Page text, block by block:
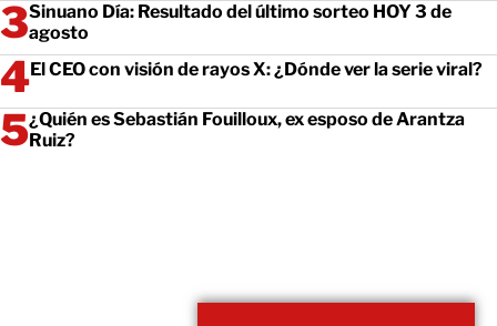
Sinuano Día: Resultado del último sorteo HOY 3 de
agosto
El CEO con visión de rayos X: ¿Dónde ver la serie viral?
¿Quién es Sebastián Fouilloux, ex esposo de Arantza
Ruiz?